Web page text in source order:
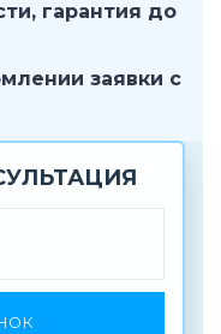
гарантия до
заявки с